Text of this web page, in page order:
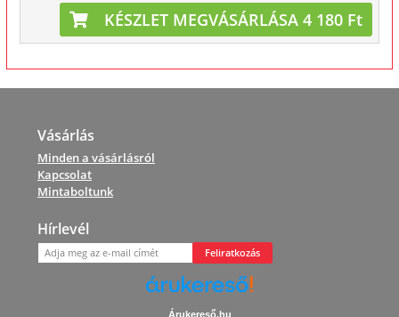
KÉSZLET MEGVÁSÁRLÁSA 4 180 Ft
Vásárlás
Minden a vásárlásról
Kapcsolat
Mintaboltunk
Hírlevél
Feliratkozás
Árukereső.hu